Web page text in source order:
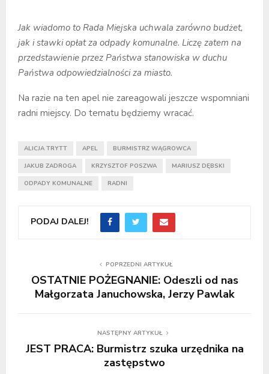
Jak wiadomo to Rada Miejska uchwala zarówno budżet,
jak i stawki opłat za odpady komunalne. Liczę zatem na
przedstawienie przez Państwa stanowiska w duchu
Państwa odpowiedzialności za miasto.
Na razie na ten apel nie zareagowali jeszcze wspomniani
radni miejscy. Do tematu będziemy wracać.
ALICJA TRYTT APEL BURMISTRZ WĄGROWCA
JAKUB ZADROGA KRZYSZTOF POSZWA MARIUSZ DĘBSKI
ODPADY KOMUNALNE RADNI
PODAJ DALEJ!
POPRZEDNI ARTYKUŁ
OSTATNIE POŻEGNANIE: Odeszli od nas
Małgorzata Januchowska, Jerzy Pawlak
NASTĘPNY ARTYKUŁ
JEST PRACA: Burmistrz szuka urzędnika na
zastępstwo